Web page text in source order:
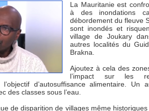
La Mauritanie est
à des inondations
débordement du fleuve
sont inondés et
village de Joukary
autres localités du
Brakna.
Ajoutez à cela des
l’impact sur les
l’objectif d’autosuffisance alimentaire. Un
des classes sous l’eau.
de disparition de villages même